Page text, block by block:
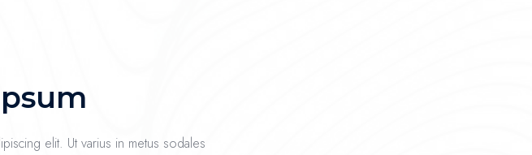
elit. Ut varius in metus sodales